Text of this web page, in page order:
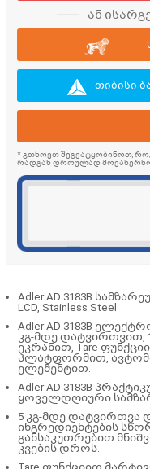
ან
თიბისი
* გთხოვთ შეგვატყობინოთ,
რადგან დროულად
Adler AD 3183B
LCD, Stainless Steel
Adler AD 3183B
კგ-მდე დატვირთვით,
ეკრანით, Tare
პლატფორმით,
ელემენტით.
Adler AD 3183B
ყოველდღიური
5 კგ-მდე დატვირთვა
ინგრედიენტების
განსაკუთრებით
კვების დროს.